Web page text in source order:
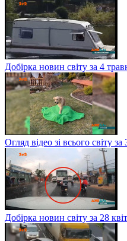
Добірка новин світу за 4
Огляд відео зі всього світу
Добірка новин світу за 28